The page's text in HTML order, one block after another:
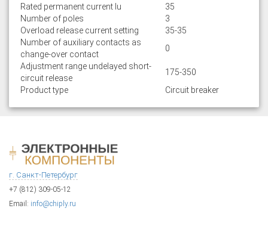
Rated permanent current Iu
35
Number of poles
3
Overload release current setting
35-35
Number of auxiliary contacts as
change-over contact
0
Adjustment range undelayed short-
circuit release
175-350
Product type
Circuit breaker
г. Санкт-Петербург
+7 (812) 309-05-12
Email: info@chiply.ru